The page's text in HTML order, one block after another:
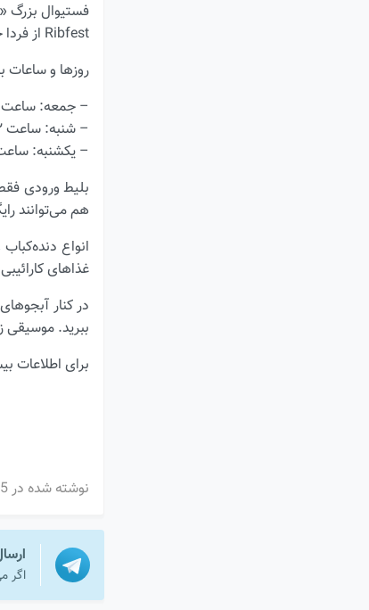
Ribfest از فردا جمعه ۱۳ جون شروع می‌شود و به مدت سه روز ادامه دارد.
روزها و ساعات
– جمعه: ساعت ۴ عصر تا ۱۰ شب
– شنبه: ساعت ۱۲ ظهر تا ۱۰ شب
– یکشنبه: ساعت ۱۲ ظهر تا ۷
هم می‌توانند
انواع
غذاهای
ببرید. موسیقی
برای اطلاعات
نوشته شده در
اگر